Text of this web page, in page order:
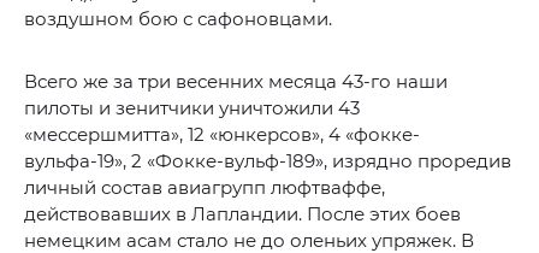
воздушном бою с сафоновцами.
Всего же за три весенних месяца 43-го наши
пилоты и зенитчики уничтожили 43
«мессершмитта», 12 «юнкерсов», 4 «фокке-
вульфа-19», 2 «Фокке-вульф-189», изрядно проредив
личный состав авиагрупп люфтваффе,
действовавших в Лапландии. После этих боев
немецким асам стало не до оленьих упряжек. В